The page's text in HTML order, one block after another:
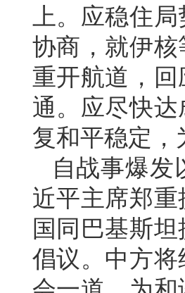
上。应稳住
协商，就伊
重开航道，
通。应尽快
复和平稳定，
自战事爆发
近平主席郑
国同巴基斯
倡议。中方